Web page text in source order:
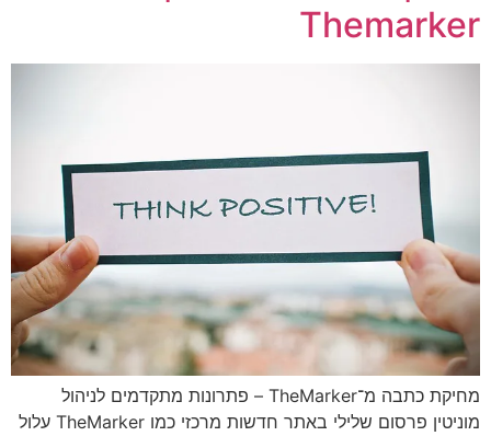
Themarker
מחיקת כתבה מ־TheMarker – פתרונות מתקדמים לניהול
מוניטין פרסום שלילי באתר חדשות מרכזי כמו TheMarker עלול